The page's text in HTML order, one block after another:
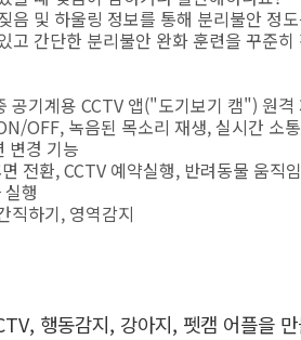
음 및 하울링 정보를 통해 분리불안 정
고 간단한 분리불안 완화 훈련을 꾸준
공기계용 CCTV 앱("도기보기 캠") 원격
OFF, 녹음된 목소리 재생, 실시간 소
변경 기능
전환, CCTV 예약실행, 반려동물 움직
행
직하기, 영역감지
행동감지, 강아지, 펫캠 어플을